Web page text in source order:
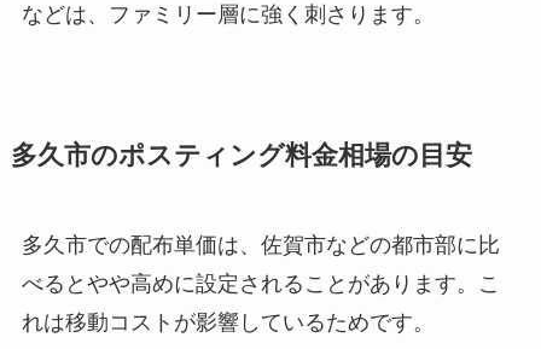
などは、ファミリー層に強く刺さります。
多久市のポスティング料金相場の目安
多久市での配布単価は、佐賀市などの都市部に比
べるとやや高めに設定されることがあります。こ
れは移動コストが影響しているためです。